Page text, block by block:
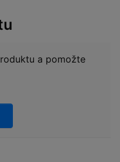
a pomožte